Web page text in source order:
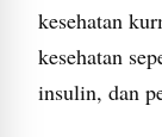
kesehatan
kesehatan
insulin, dan